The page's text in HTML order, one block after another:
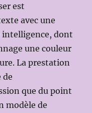
est
avec une
intelligence, dont
une couleur
La prestation
de
que du point
modèle de